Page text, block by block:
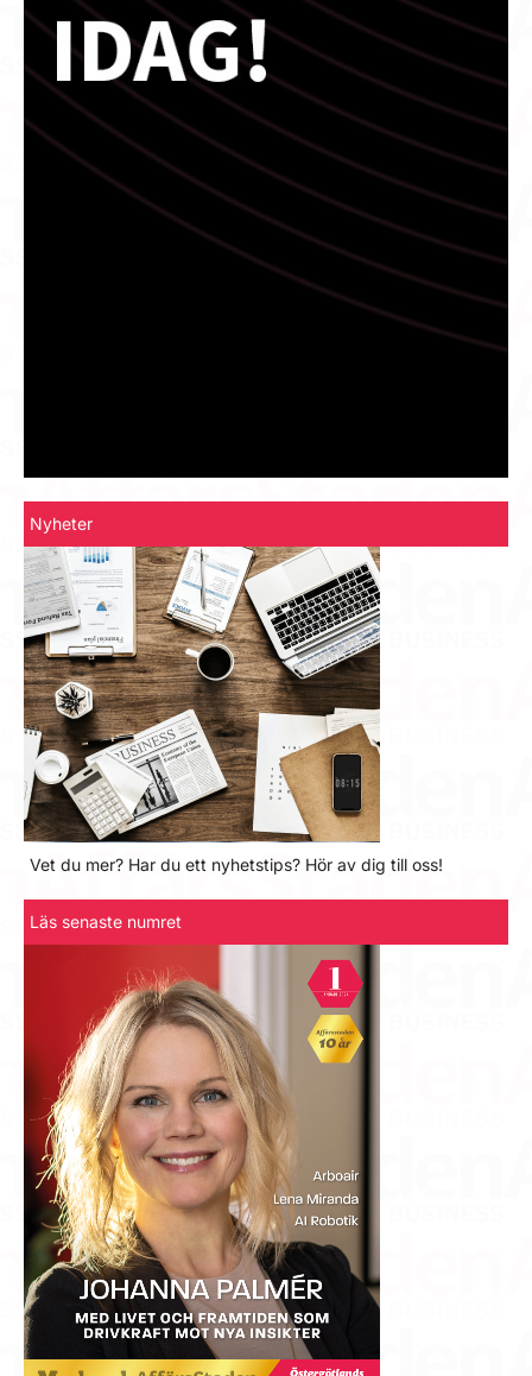
Nyheter
Vet du mer? Har du ett nyhetstips? Hör av dig till oss!
Läs senaste numret